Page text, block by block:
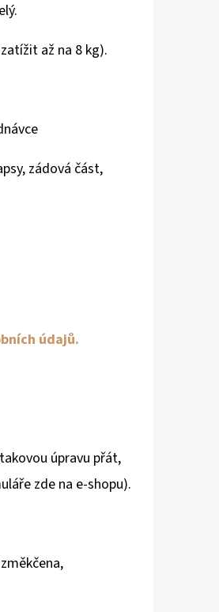
až na 8 kg).
zádová část,
údajů.
úpravu přát,
zde na e-shopu).